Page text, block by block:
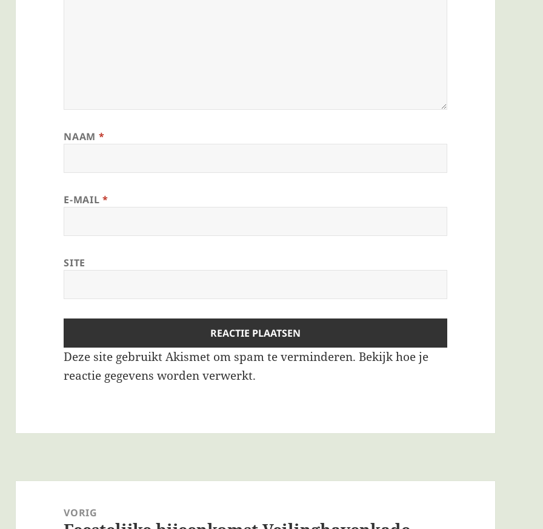
NAAM *
E-MAIL *
SITE
Deze site gebruikt Akismet om spam te verminderen.Bekijk hoe je
reactie gegevens worden verwerkt.
navigatieVORIG